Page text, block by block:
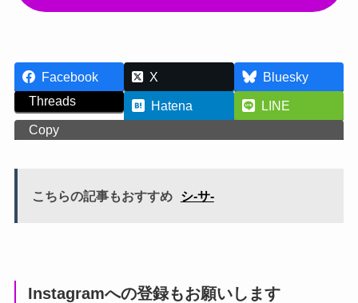
Facebook X
Bluesky
Threads
Hatena
LINE
Copy
こちらの記事もおすすめ シ-サ-
Instagramへの登録もお願いします